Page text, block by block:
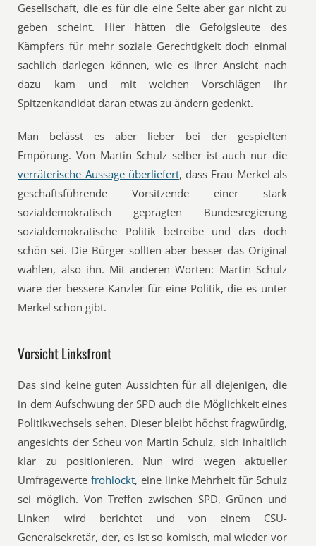
Gesellschaft, die es für die eine Seite aber gar nicht zu
geben scheint. Hier hätten die Gefolgsleute des
Kämpfers für mehr soziale Gerechtigkeit doch einmal
sachlich darlegen können, wie es ihrer Ansicht nach
dazu kam und mit welchen Vorschlägen ihr
Spitzenkandidat daran etwas zu ändern gedenkt.
Man belässt es aber lieber bei der gespielten
Empörung. Von Martin Schulz selber ist auch nur die
verräterische Aussage überliefert, dass Frau Merkel als
geschäftsführende Vorsitzende einer stark
sozialdemokratisch geprägten Bundesregierung
sozialdemokratische Politik betreibe und das doch
schön sei. Die Bürger sollten aber besser das Original
wählen, also ihn. Mit anderen Worten: Martin Schulz
wäre der bessere Kanzler für eine Politik, die es unter
Merkel schon gibt.
Vorsicht Linksfront
Das sind keine guten Aussichten für all diejenigen, die
in dem Aufschwung der SPD auch die Möglichkeit eines
Politikwechsels sehen. Dieser bleibt höchst fragwürdig,
angesichts der Scheu von Martin Schulz, sich inhaltlich
klar zu positionieren. Nun wird wegen aktueller
Umfragewertefrohlockt, eine linke Mehrheit für Schulz
sei möglich. Von Treffen zwischen SPD, Grünen und
Linken wird berichtet und von einem CSU-
Generalsekretär, der, es ist so komisch, mal wieder vor